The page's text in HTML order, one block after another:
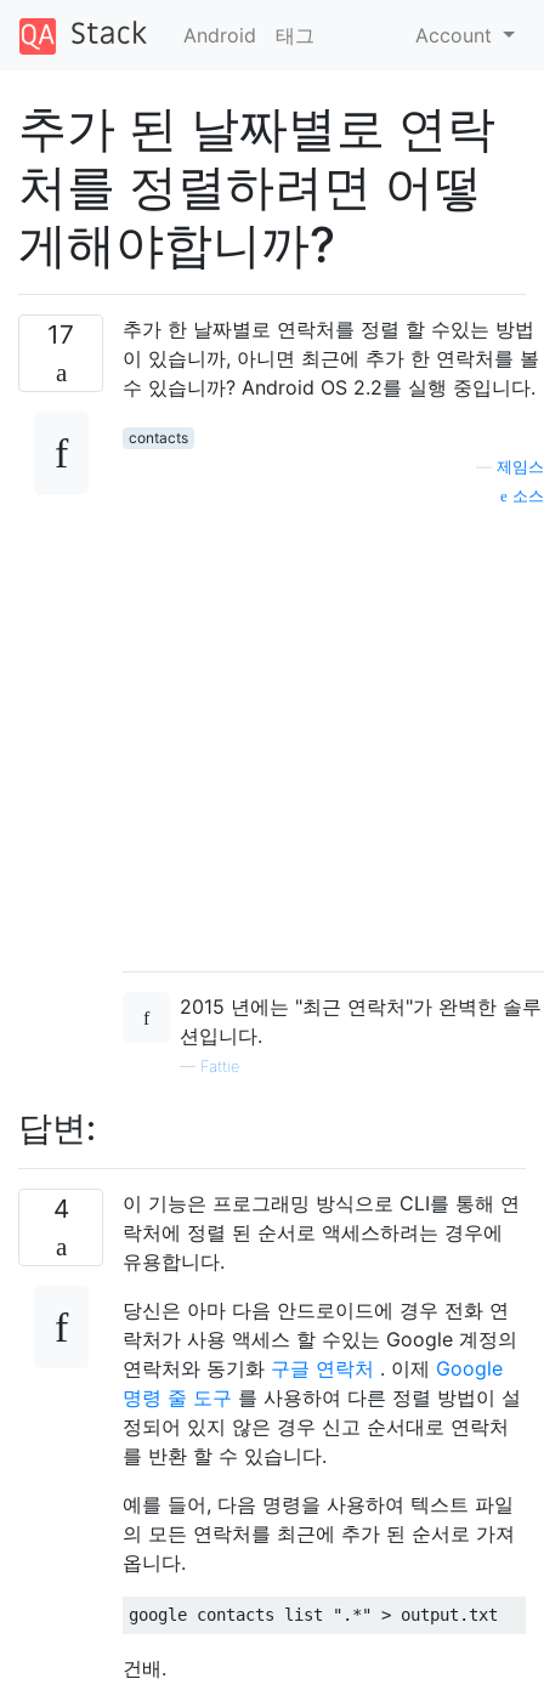
Android 태그 Account
추가 된 날짜별로 연락
처를 정렬하려면 어떻
게해야합니까?
17
추가 한 날짜별로 연락처를 정렬 할 수있는 방법
이 있습니까, 아니면 최근에 추가 한 연락처를 볼
수 있습니까? Android OS 2.2를 실행 중입니다.
contacts
제임스
소스
2015 년에는 "최근 연락처"가 완벽한 솔루
션입니다.
— Fattie
답변:
4
이 기능은 프로그래밍 방식으로 CLI를 통해 연
락처에 정렬 된 순서로 액세스하려는 경우에
유용합니다.
당신은 아마 다음 안드로이드에 경우 전화 연
락처가 사용 액세스 할 수있는 Google 계정의
연락처와 동기화 구글 연락처 . 이제 Google
명령 줄 도구 를 사용하여 다른 정렬 방법이 설
정되어 있지 않은 경우 신고 순서대로 연락처
를 반환 할 수 있습니다.
예를 들어, 다음 명령을 사용하여 텍스트 파일
의 모든 연락처를 최근에 추가 된 순서로 가져
옵니다.
건배.